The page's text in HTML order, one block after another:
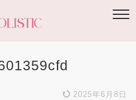
2025年6月8日